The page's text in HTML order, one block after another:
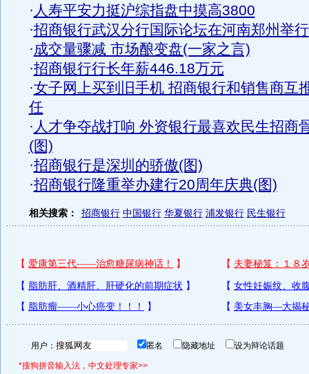
· 人寿平安力挺沪综指盘中摸高3800
·招商银行武汉分行国际论坛在河南郑州举行
·成交量骤减 市场酿变盘(一家之言)
·招商银行行长年薪446.18万元
·女子网上买到旧手机 招商银行和销售商互
任
· 人才争夺战打响 外资银行最喜欢民生招商
(图)
·招商银行是深圳的骄傲(图)
·招商银行隆重举办建行20周年庆典(图)
相关搜索： 招商银行 中国银行 华夏银行 浦发银行 民生银行
用户： 匿名 隐藏地址 设为辩论话题
*搜狗拼音输入法，中文处理专家>>